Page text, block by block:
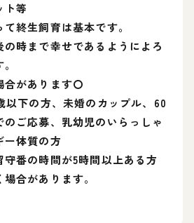
ト等
終生飼育は基本です。
時まで幸せであるようによろ
合があります〇
以下の方、未婚のカップル、60
ご応募、乳幼児のいらっしゃ
ー体質の方
守番の時間が5時間以上ある方
合があります。